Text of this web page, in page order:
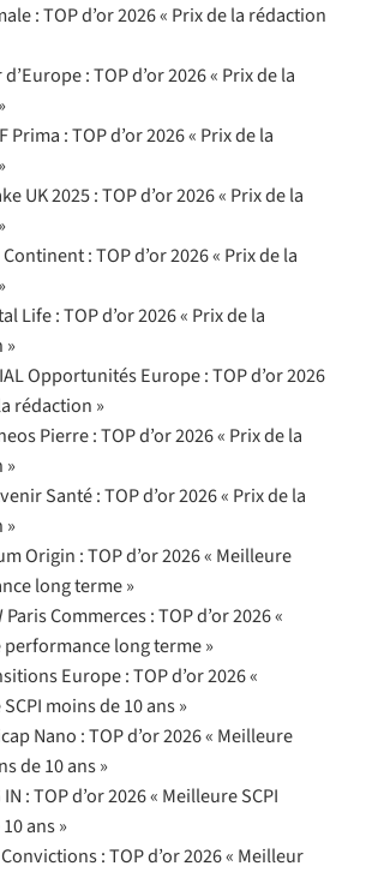
: TOP d’or 2026 « Prix de la rédaction
: TOP d’or 2026 « Prix de la
Prima : TOP d’or 2026 « Prix de la
UK 2025 : TOP d’or 2026 « Prix de la
Continent : TOP d’or 2026 « Prix de la
Life : TOP d’or 2026 « Prix de la
»
Opportunités Europe : TOP d’or 2026
rédaction »
Pierre : TOP d’or 2026 « Prix de la
»
Santé : TOP d’or 2026 « Prix de la
»
Origin : TOP d’or 2026 « Meilleure
long terme »
Paris Commerces : TOP d’or 2026 «
long terme »
Europe : TOP d’or 2026 «
moins de 10 ans »
Nano : TOP d’or 2026 « Meilleure
de 10 ans »
IN : TOP d’or 2026 « Meilleure SCPI
ans »
: TOP d’or 2026 « Meilleur